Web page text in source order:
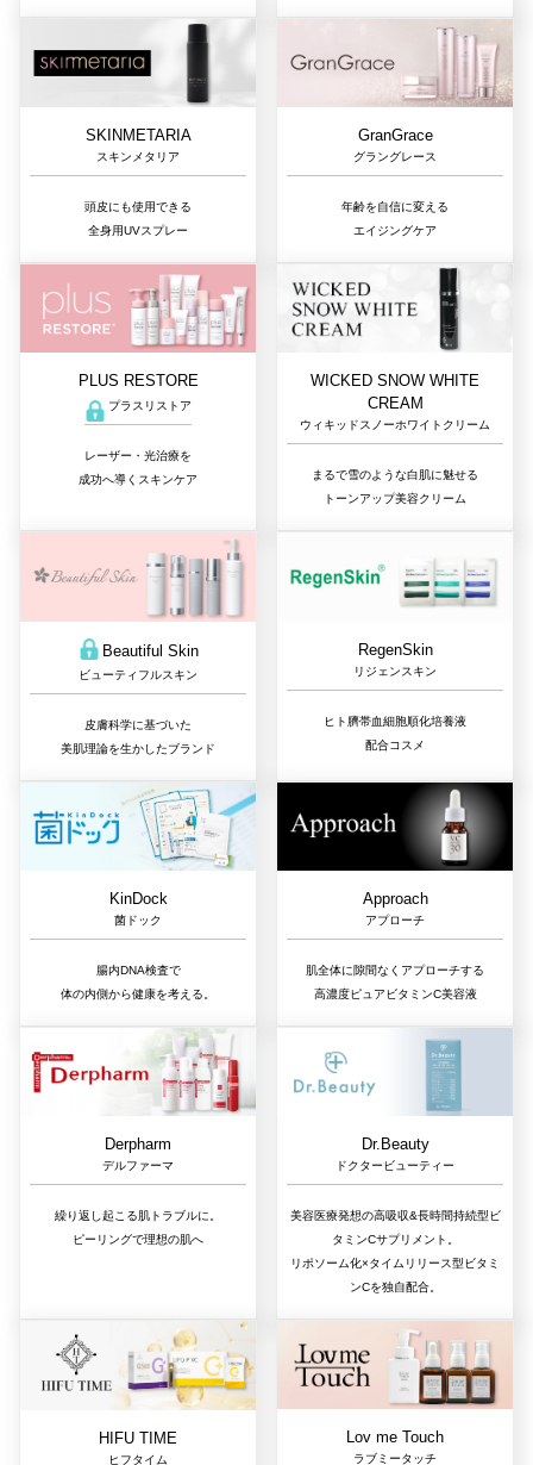
SKINMETARIA
スキンメタリア
頭皮にも使用できる
全身用UVスプレー
GranGrace
グラングレース
年齢を自信に変える
エイジングケア
PLUS RESTORE
プラスリストア
レーザー・光治療を
成功へ導くスキンケア
WICKED SNOW WHITE
CREAM
ウィキッドスノーホワイトクリーム
まるで雪のような白肌に魅せる
トーンアップ美容クリーム
Beautiful Skin
ビューティフルスキン
皮膚科学に基づいた
美肌理論を生かしたブランド
RegenSkin
リジェンスキン
ヒト臍帯血細胞順化培養液
配合コスメ
KinDock
菌ドック
腸内DNA検査で
体の内側から健康を考える。
Approach
アプローチ
肌全体に隙間なくアプローチする
高濃度ピュアビタミンC美容液
Derpharm
デルファーマ
繰り返し起こる肌トラブルに。
ピーリングで理想の肌へ
Dr.Beauty
ドクタービューティー
美容医療発想の高吸収&長時間持続型ビ
タミンCサプリメント。
リポソーム化×タイムリリース型ビタミ
ンCを独自配合。
HIFU TIME
ヒフタイム
Lov me Touch
ラブミータッチ